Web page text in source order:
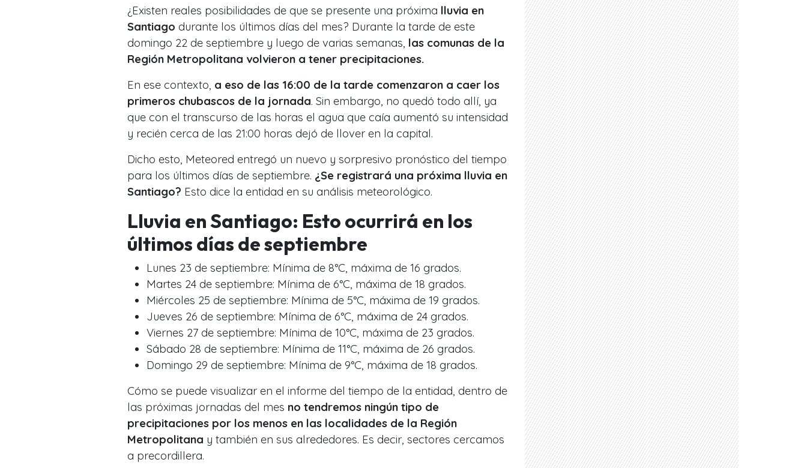
¿Existen reales posibilidades de que se presente una próxima lluvia en
Santiago durante los últimos días del mes? Durante la tarde de este
domingo 22 de septiembre y luego de varias semanas, las comunas de la
Región Metropolitana volvieron a tener precipitaciones.
En ese contexto, a eso de las 16:00 de la tarde comenzaron a caer los
primeros chubascos de la jornada. Sin embargo, no quedó todo allí, ya
que con el transcurso de las horas el agua que caía aumentó su intensidad
y recién cerca de las 21:00 horas dejó de llover en la capital.
Dicho esto, Meteored entregó un nuevo y sorpresivo pronóstico del tiempo
para los últimos días de septiembre. ¿Se registrará una próxima lluvia en
Santiago? Esto dice la entidad en su análisis meteorológico.
Lluvia en Santiago: Esto ocurrirá en los
últimos días de septiembre
Lunes 23 de septiembre: Mínima de 8°C, máxima de 16 grados.
Martes 24 de septiembre: Mínima de 6°C, máxima de 18 grados.
Miércoles 25 de septiembre: Mínima de 5°C, máxima de 19 grados.
Jueves 26 de septiembre: Mínima de 6°C, máxima de 24 grados.
Viernes 27 de septiembre: Mínima de 10°C, máxima de 23 grados.
Sábado 28 de septiembre: Mínima de 11°C, máxima de 26 grados.
Domingo 29 de septiembre: Mínima de 9°C, máxima de 18 grados.
Cómo se puede visualizar en el informe del tiempo de la entidad, dentro de
las próximas jornadas del mes no tendremos ningún tipo de
precipitaciones por los menos en las localidades de la Región
Metropolitana y también en sus alrededores. Es decir, sectores cercamos
a precordillera.